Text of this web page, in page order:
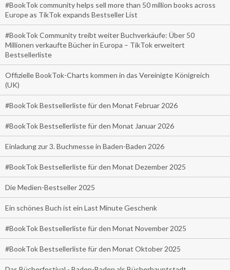
#BookTok community helps sell more than 50 million books across
Europe as TikTok expands Bestseller List
#BookTok Community treibt weiter Buchverkäufe: Über 50
Millionen verkaufte Bücher in Europa – TikTok erweitert
Bestsellerliste
Offizielle BookTok-Charts kommen in das Vereinigte Königreich
(UK)
#BookTok Bestsellerliste für den Monat Februar 2026
#BookTok Bestsellerliste für den Monat Januar 2026
Einladung zur 3. Buchmesse in Baden-Baden 2026
#BookTok Bestsellerliste für den Monat Dezember 2025
Die Medien-Bestseller 2025
Ein schönes Buch ist ein Last Minute Geschenk
#BookTok Bestsellerliste für den Monat November 2025
#BookTok Bestsellerliste für den Monat Oktober 2025